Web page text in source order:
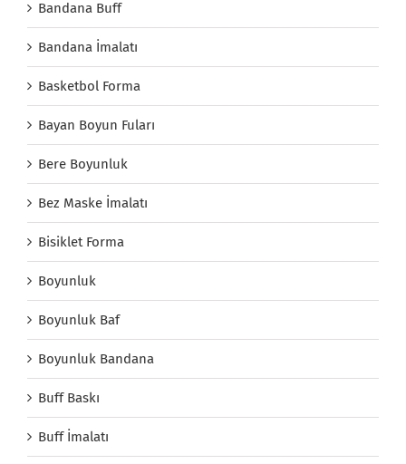
Bandana Buff
Bandana İmalatı
Basketbol Forma
Bayan Boyun Fuları
Bere Boyunluk
Bez Maske İmalatı
Bisiklet Forma
Boyunluk
Boyunluk Baf
Boyunluk Bandana
Buff Baskı
Buff İmalatı